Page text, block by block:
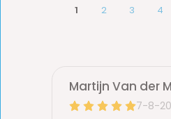
1 2 3 4